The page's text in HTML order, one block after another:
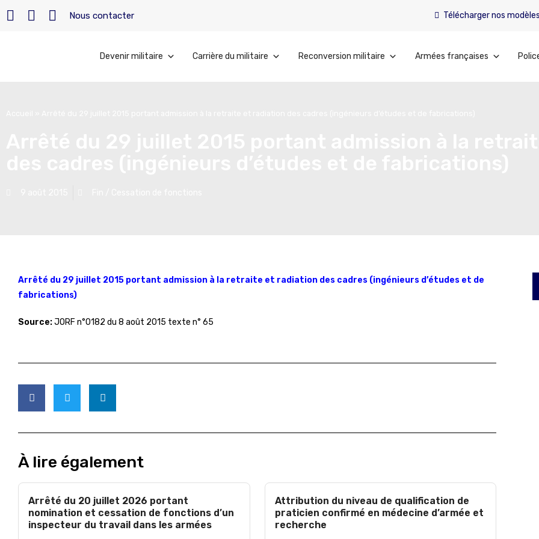
Nous contacter Télécharger nos modèles
Devenir militaire Carrière du militaire Reconversion militaire Armées françaises
Arrêté du 29 juillet 2015 portant admission à la retraite et radiation des cadres (ingénieurs d’études et de
fabrications)
Source:JORF n°0182 du 8 août 2015 texte n° 65
À lire également
Arrêté du 20 juillet 2026 portant
nomination et cessation de fonctions d’un
inspecteur du travail dans les armées
Attribution du niveau de qualification de
praticien confirmé en médecine d’armée et
recherche